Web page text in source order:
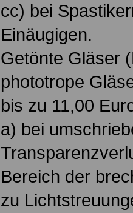
cc) bei
Einäugigen.
Getönte Gläser
phototrope
bis zu 11,00
a) bei
Bereich der
zu